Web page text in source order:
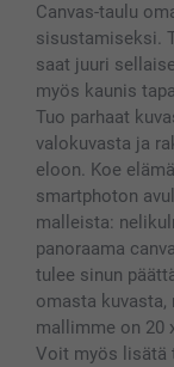
MyNameBook
Kuvakalenterit &
Lahjakortti
Kaikki
Ehdot/takuut
Investor Relations
Hinnat &
Tilausten tila
Canvas-taulu
sisustamiseksi.
saat juuri
myös kaunis
Tuo parhaat
valokuvasta ja
eloon. Koe
smartphoton
malleista:
panoraama
tulee sinun
omasta
mallimme on 20
Voit myös lisätä